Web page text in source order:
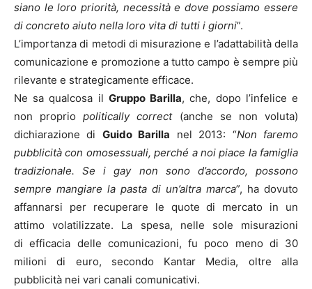
siano le loro priorità, necessità e dove possiamo essere
di concreto aiuto nella loro vita di tutti i giorni”.
L’importanza di metodi di misurazione e l’adattabilità della
comunicazione e promozione a tutto campo è sempre più
rilevante e strategicamente efficace.
Ne sa qualcosa il Gruppo Barilla, che, dopo l’infelice e
non propriopolitically correct(anche se non voluta)
dichiarazione di Guido Barilla nel 2013: “Non faremo
pubblicità con omosessuali, perché a noi piace la famiglia
tradizionale. Se i gay non sono d’accordo, possono
sempre mangiare la pasta di un’altra marca”, ha dovuto
affannarsi per recuperare le quote di mercato in un
attimo volatilizzate. La spesa, nelle sole misurazioni
di efficacia delle comunicazioni, fu poco meno di 30
milioni di euro, secondo Kantar Media, oltre alla
pubblicità nei vari canali comunicativi.